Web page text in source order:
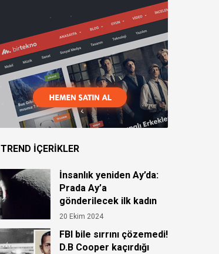
TREND İÇERİKLER
İnsanlık yeniden Ay’da:
Prada Ay’a
gönderilecek ilk kadın
astronot için kıyafet
20 Ekim 2024
FBI bile sırrını çözemedi!
D.B Cooper kaçırdığı